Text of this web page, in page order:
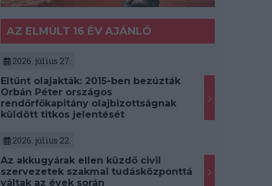
AZ ELMÚLT 16 ÉV AJÁNLÓ
2026. július 27.
Eltűnt olajakták: 2015-ben bezúzták
Orbán Péter országos
rendőrfőkapitány olajbizottságnak
küldött titkos jelentését
2026. július 22.
Az akkugyárak ellen küzdő civil
szervezetek szakmai tudásközponttá
váltak az évek során